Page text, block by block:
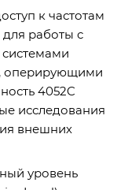
к частотам
для работы с
оперирующими
4052C
исследования
внешних
уровень